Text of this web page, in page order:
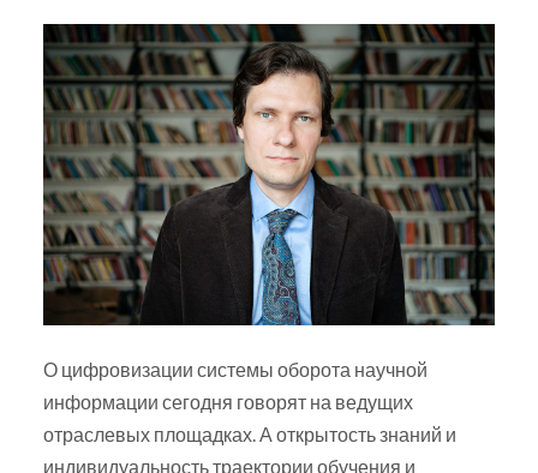
О цифровизации системы оборота научной
информации сегодня говорят на ведущих
отраслевых площадках. А открытость знаний и
индивидуальность траектории обучения и